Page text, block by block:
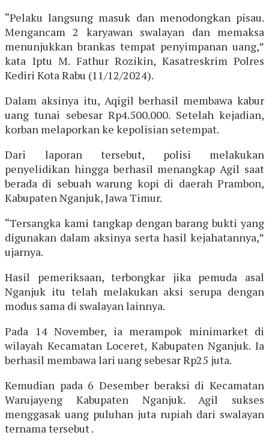
“Pelaku langsung masuk dan menodongkan pisau.
Mengancam 2 karyawan swalayan dan memaksa
menunjukkan brankas tempat penyimpanan uang,”
kata Iptu M. Fathur Rozikin, Kasatreskrim Polres
Kediri Kota Rabu (11/12/2024).
Dalam aksinya itu, Aqigil berhasil membawa kabur
uang tunai sebesar Rp4.500.000. Setelah kejadian,
korban melaporkan ke kepolisian setempat.
Dari laporan tersebut, polisi melakukan
penyelidikan hingga berhasil menangkap Agil saat
berada di sebuah warung kopi di daerah Prambon,
Kabupaten Nganjuk, Jawa Timur.
“Tersangka kami tangkap dengan barang bukti yang
digunakan dalam aksinya serta hasil kejahatannya,”
ujarnya.
Hasil pemeriksaan, terbongkar jika pemuda asal
Nganjuk itu telah melakukan aksi serupa dengan
modus sama di swalayan lainnya.
Pada 14 November, ia merampok minimarket di
wilayah Kecamatan Loceret, Kabupaten Nganjuk. Ia
berhasil membawa lari uang sebesar Rp25 juta.
Kemudian pada 6 Desember beraksi di Kecamatan
Warujayeng Kabupaten Nganjuk. Agil sukses
menggasak uang puluhan juta rupiah dari swalayan
ternama tersebut .